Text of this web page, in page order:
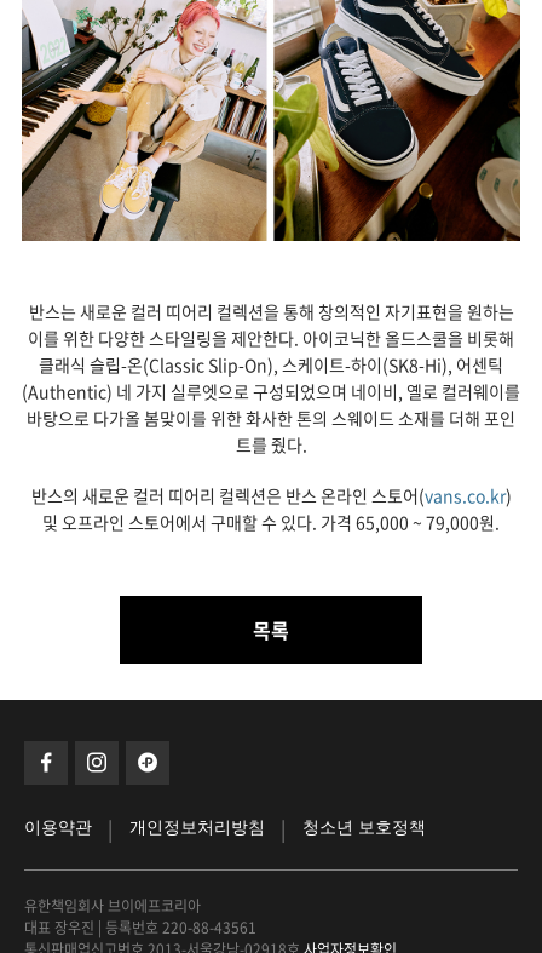
반스는 새로운 컬러 띠어리 컬렉션을 통해 창의적인 자기표현을 원하는
이를 위한 다양한 스타일링을 제안한다. 아이코닉한 올드스쿨을 비롯해
클래식 슬립-온(Classic Slip-On), 스케이트-하이(SK8-Hi), 어센틱
(Authentic) 네 가지 실루엣으로 구성되었으며 네이비, 옐로 컬러웨이를
바탕으로 다가올 봄맞이를 위한 화사한 톤의 스웨이드 소재를 더해 포인
트를 줬다.
반스의 새로운 컬러 띠어리 컬렉션은 반스 온라인 스토어(vans.co.kr)
및 오프라인 스토어에서 구매할 수 있다. 가격 65,000 ~ 79,000원.
목록
이용약관 | 개인정보처리방침 | 청소년 보호정책
유한책임회사 브이에프코리아
대표 장우진 | 등록번호 220-88-43561